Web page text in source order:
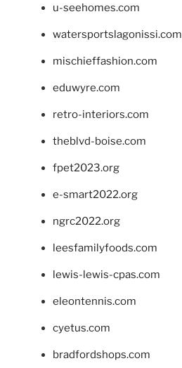
u-seehomes.com
watersportslagonissi.com
mischieffashion.com
eduwyre.com
retro-interiors.com
theblvd-boise.com
fpet2023.org
e-smart2022.org
ngrc2022.org
leesfamilyfoods.com
lewis-lewis-cpas.com
eleontennis.com
cyetus.com
bradfordshops.com